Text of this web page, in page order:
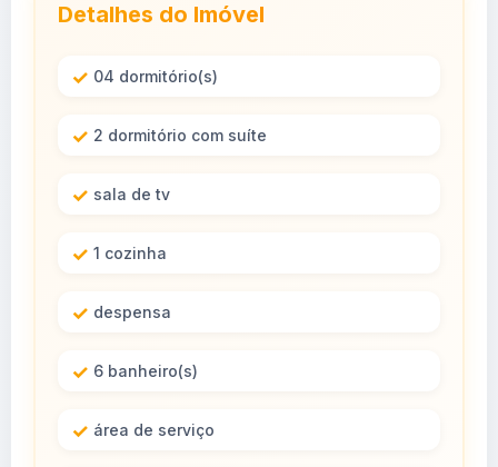
Detalhes do Imóvel
04 dormitório(s)
2 dormitório com suíte
sala de tv
1 cozinha
despensa
6 banheiro(s)
área de serviço